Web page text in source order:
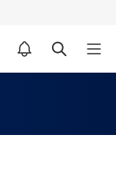
알림설정 바로가기 검색 바로가기 메뉴 열기